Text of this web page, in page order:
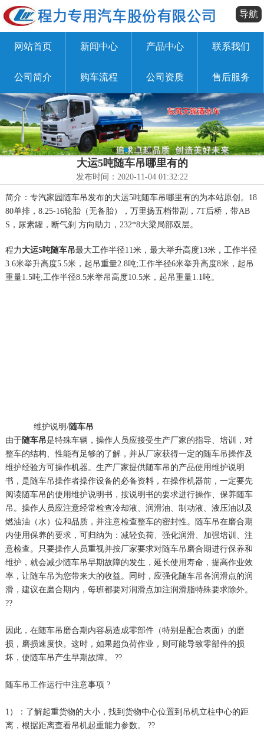
导航
网站首页 新闻中心 产品中心 联系我们
公司简介 购车流程 公司资质 售后服务
大运5吨随车吊哪里有的
发布时间：2020-11-04 01:32:22
简介：专汽家园随车吊发布的大运5吨随车吊哪里有的为本站原创。18
80单排，8.25-16轮胎（无备胎），万里扬五档带副，7T后桥，带AB
S，尿素罐，断气刹 方向助力，232*8大梁局部双层。
程力 大运5吨随车吊最大工作半径11米，最大举升高度13米，工作半径
3.6米举升高度5.5米，起吊重量2.8吨;工作半径6米举升高度8米，起吊
重量1.5吨;工作半径8.5米举吊高度10.5米，起吊重量1.1吨。
维护说明/随车吊
由于随车吊是特殊车辆，操作人员应接受生产厂家的指导、培训，对
整车的结构、性能有足够的了解，并从厂家获得一定的随车吊操作及
维护经验方可操作机器。生产厂家提供随车吊的产品使用维护说明
书，是随车吊操作者操作设备的必备资料，在操作机器前，一定要先
阅读随车吊的使用维护说明书，按说明书的要求进行操作、保养随车
吊。操作人员应注意经常检查冷却液、润滑油、制动液、液压油以及
燃油油（水）位和品质，并注意检查整车的密封性。随车吊在磨合期
内使用保养的要求，可归纳为：减轻负荷、强化润滑、加强培训、注
意检查。只要操作人员重视并按厂家要求对随车吊磨合期进行保养和
维护，就会减少随车吊早期故障的发生，延长使用寿命，提高作业效
率，让随车吊为您带来大的收益。同时，应强化随车吊各润滑点的润
滑，建议在磨合期内，每班都要对润滑点加注润滑脂特殊要求除外。
??
因此，在随车吊磨合期内容易造成零部件（特别是配合表面）的磨
损，磨损速度快。这时，如果超负荷作业，则可能导致零部件的损
坏，使随车吊产生早期故障。 ??
随车吊工作运行中注意事项 ?
1）：了解起重货物的大小，找到货物中心位置到吊机立柱中心的距
离，根据距离查看吊机起重能力参数。 ??